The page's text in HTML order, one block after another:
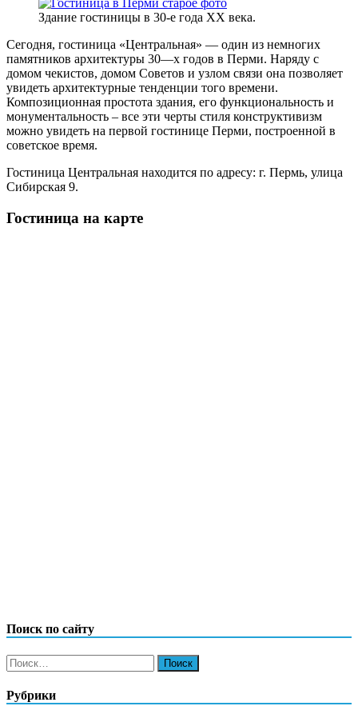
Здание гостиницы в 30-е года XX века.
Сегодня, гостиница «Центральная» — один из немногих
памятников архитектуры 30—х годов в Перми. Наряду с
домом чекистов, домом Советов и узлом связи она позволяет
увидеть архитектурные тенденции того времени.
Композиционная простота здания, его функциональность и
монументальность – все эти черты стиля конструктивизм
можно увидеть на первой гостинице Перми, построенной в
советское время.
Гостиница Центральная находится по адресу: г. Пермь, улица
Сибирская 9.
Гостиница на карте
Поиск по сайту
Найти:
Рубрики